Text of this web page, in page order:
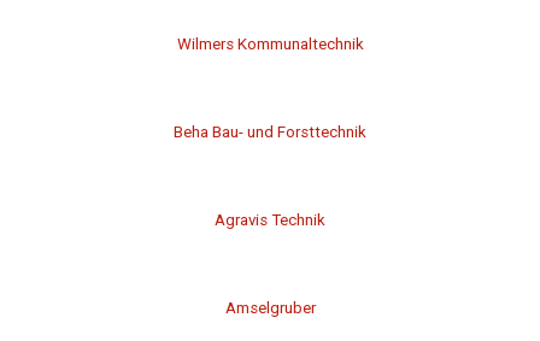
Wilmers Kommunaltechnik
Beha Bau- und Forsttechnik
Agravis Technik
Amselgruber